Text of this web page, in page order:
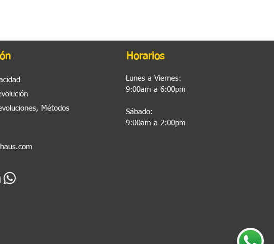
Métodos
Horarios
Lunes a Viernes:
9:00am a 6:00pm
Sábado:
9:00am a 2:00pm